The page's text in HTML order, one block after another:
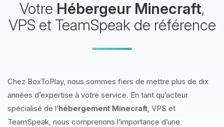
Votre Hébergeur Minecraft,
VPS et TeamSpeak de référence
Chez BoxToPlay, nous sommes fiers de mettre plus de dix
années d’expertise à votre service. En tant qu’acteur
spécialisé de l’hébergement Minecraft, VPS et
TeamSpeak, nous comprenons l’importance d’une